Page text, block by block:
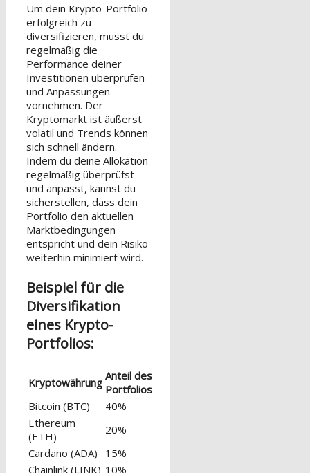
Um dein Krypto-Portfolio
erfolgreich zu
diversifizieren, musst du
regelmäßig die
Performance deiner
Investitionen überprüfen
und Anpassungen
vornehmen. Der
Kryptomarkt ist äußerst
volatil und Trends können
sich schnell ändern.
Indem du deine Allokation
regelmäßig überprüfst
und anpasst, kannst du
sicherstellen, dass dein
Portfolio den aktuellen
Marktbedingungen
entspricht und dein Risiko
weiterhin minimiert wird.
Beispiel für die
Diversifikation
eines Krypto-
Portfolios:
Kryptowährung Anteil des
Portfolios
Bitcoin (BTC)
40%
Ethereum
(ETH)
20%
Cardano (ADA)
15%
Chainlink (LINK) 10%